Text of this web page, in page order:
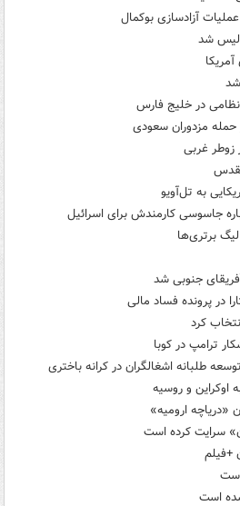
آزادسازی بوکمال
شد
در خلیج فارس
به تل‌آویو
جاسوسی کارمندش برای اسرائیل
برتری‌ها
جنوبی شد
در پرونده فساد مالی
کرد
ترامپ در کوبا
طلبانه اشغالگران در کرانه باختری
اوکراین و روسیه
«دریاچه ارومیه»
سرایت کرده است
+فیلم
است